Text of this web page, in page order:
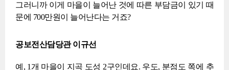
그러니까 이게 마을이 늘어난 것에 따른 부담금이 있기 때
문에 700만원이 늘어난다는 거죠?
공보전산담당관 이규선
예, 1개 마을이 지곡 도성 2구인데요. 우도, 분점도 쪽에 추